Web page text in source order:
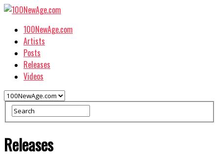
100NewAge.com
Artists
Posts
Releases
Videos
Releases